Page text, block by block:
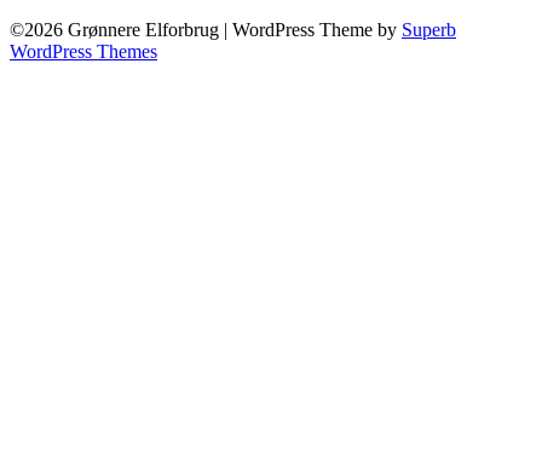
©2026 Grønnere Elforbrug | WordPress Theme by Superb
WordPress Themes